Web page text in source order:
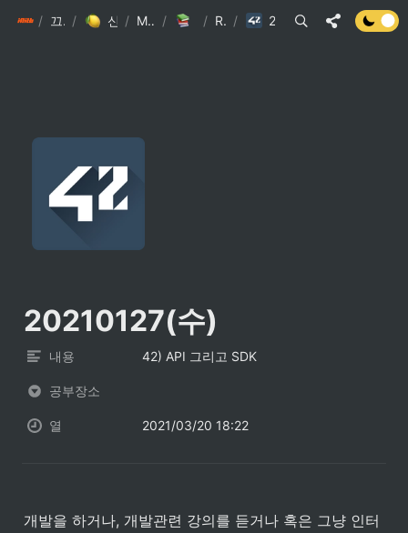
init6
/ 끄적끄적/ 신수형 끄적끄적
/ My Library / 42 Seoul
/ Report /
20210127(수)
내용 42) API 그리고 SDK
공부장소
열 2021/03/20 18:22
개발을 하거나, 개발관련 강의를 듣거나 혹은 그냥 인터